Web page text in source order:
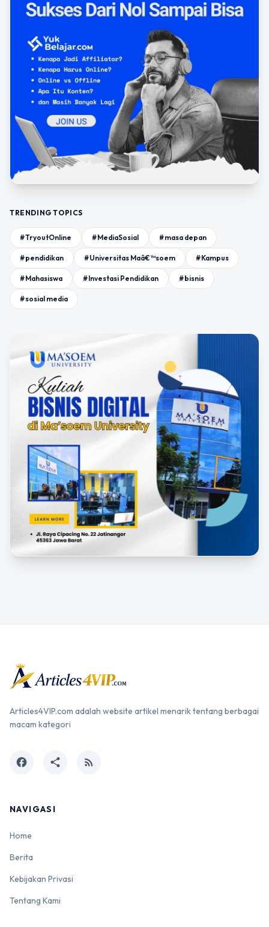
TRENDING TOPICS
#TryoutOnline #MediaSosial #masa depan
#pendidikan #Universitas Maâ€™soem #Kampus
#Mahasiswa #Investasi Pendidikan #bisnis
#sosial media
Articles4VIP.com adalah website artikel menarik tentang berbagai
macam kategori
facebook share rss_feed
NAVIGASI
Home
Berita
Kebijakan Privasi
Tentang Kami